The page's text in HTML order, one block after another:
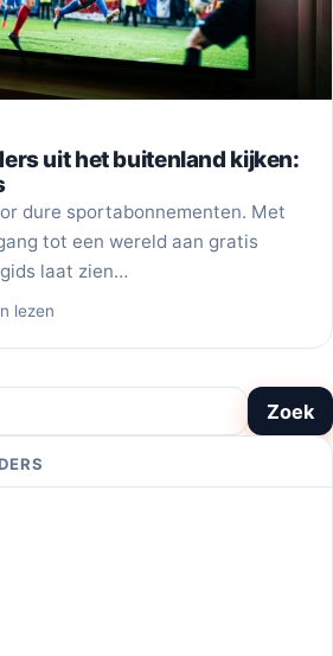
uit het buitenland kijken:
dure sportabonnementen. Met
tot een wereld aan gratis
laat zien…
lezen
Zoek